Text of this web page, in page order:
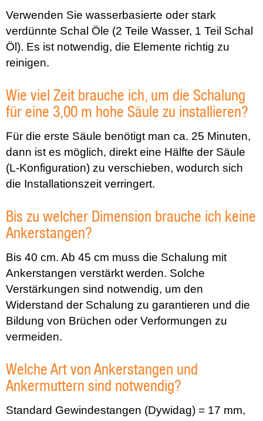
Verwenden Sie wasserbasierte oder stark
verdünnte Schal Öle (2 Teile Wasser, 1 Teil Schal
Öl). Es ist notwendig, die Elemente richtig zu
reinigen.
Wie viel Zeit brauche ich, um die Schalung
für eine 3,00 m hohe Säule zu installieren?
Für die erste Säule benötigt man ca. 25 Minuten,
dann ist es möglich, direkt eine Hälfte der Säule
(L-Konfiguration) zu verschieben, wodurch sich
die Installationszeit verringert.
Bis zu welcher Dimension brauche ich keine
Ankerstangen?
Bis 40 cm. Ab 45 cm muss die Schalung mit
Ankerstangen verstärkt werden. Solche
Verstärkungen sind notwendig, um den
Widerstand der Schalung zu garantieren und die
Bildung von Brüchen oder Verformungen zu
vermeiden.
Welche Art von Ankerstangen und
Ankermuttern sind notwendig?
Standard Gewindestangen (Dywidag) = 17 mm,